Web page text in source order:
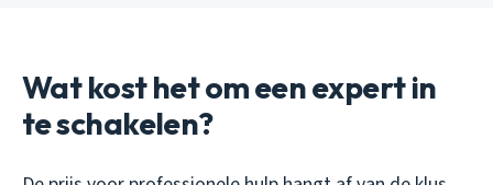
Wat kost het om een expert in
te schakelen?